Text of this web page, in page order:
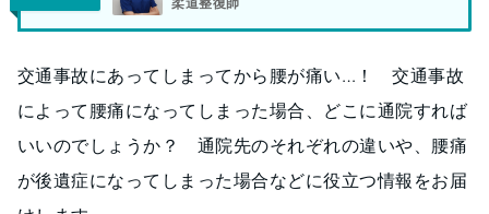
交通事故にあってしまってから腰が痛い…！ 交通事故
によって腰痛になってしまった場合、どこに通院すれば
いいのでしょうか？ 通院先のそれぞれの違いや、腰痛
が後遺症になってしまった場合などに役立つ情報をお届